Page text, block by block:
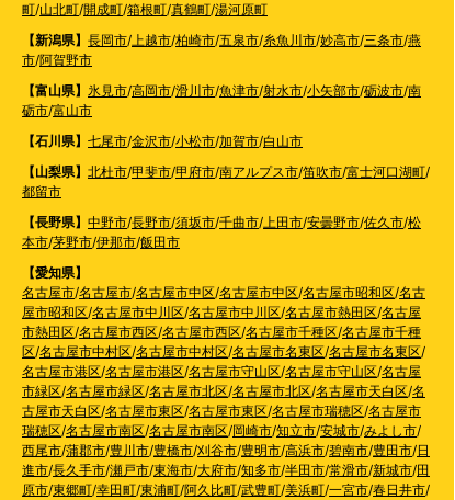
町/山北町/開成町/箱根町/真鶴町/湯河原町
【新潟県】 長岡市/上越市/柏崎市/五泉市/糸魚川市/妙高市/三条市/燕
市/阿賀野市
【富山県】 氷見市/高岡市/滑川市/魚津市/射水市/小矢部市/砺波市/南
砺市/富山市
【石川県】 七尾市/金沢市/小松市/加賀市/白山市
【山梨県】 北杜市/甲斐市/甲府市/南アルプス市/笛吹市/富士河口湖町/
都留市
【長野県】 中野市/長野市/須坂市/千曲市/上田市/安曇野市/佐久市/松
本市/茅野市/伊那市/飯田市
【愛知県】
名古屋市/名古屋市/名古屋市中区/名古屋市中区/名古屋市昭和区/名古
屋市昭和区/名古屋市中川区/名古屋市中川区/名古屋市熱田区/名古屋
市熱田区/名古屋市西区/名古屋市西区/名古屋市千種区/名古屋市千種
区/名古屋市中村区/名古屋市中村区/名古屋市名東区/名古屋市名東区/
名古屋市港区/名古屋市港区/名古屋市守山区/名古屋市守山区/名古屋
市緑区/名古屋市緑区/名古屋市北区/名古屋市北区/名古屋市天白区/名
古屋市天白区/名古屋市東区/名古屋市東区/名古屋市瑞穂区/名古屋市
瑞穂区/名古屋市南区/名古屋市南区/岡崎市/知立市/安城市/みよし市/
西尾市/蒲郡市/豊川市/豊橋市/刈谷市/豊明市/高浜市/碧南市/豊田市/日
進市/長久手市/瀬戸市/東海市/大府市/知多市/半田市/常滑市/新城市/田
原市/東郷町/幸田町/東浦町/阿久比町/武豊町/美浜町/一宮市/春日井市/